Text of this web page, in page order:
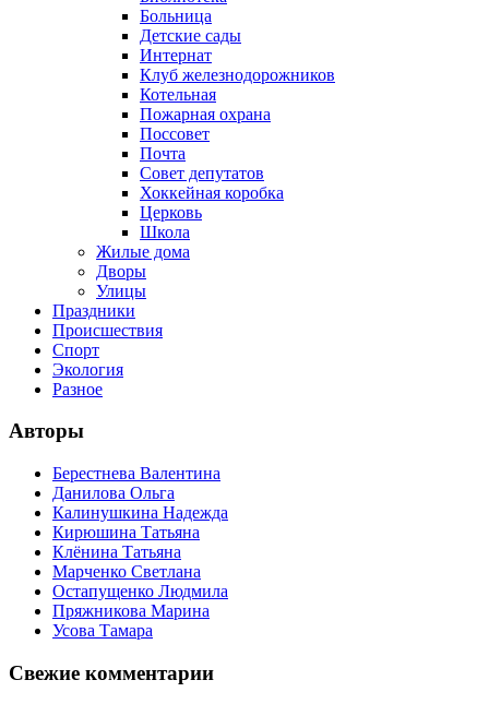
Больница
Детские сады
Интернат
Клуб железнодорожников
Котельная
Пожарная охрана
Поссовет
Почта
Совет депутатов
Хоккейная коробка
Церковь
Школа
Жилые дома
Дворы
Улицы
Праздники
Происшествия
Спорт
Экология
Разное
Авторы
Берестнева Валентина
Данилова Ольга
Калинушкина Надежда
Кирюшина Татьяна
Клёнина Татьяна
Марченко Светлана
Остапущенко Людмила
Пряжникова Марина
Усова Тамара
Свежие комментарии